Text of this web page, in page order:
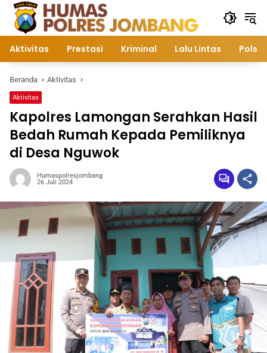
Langsung
konten
Aktivitas Prestasi Kriminal Lalu Lintas
Beranda Aktivitas
Aktivitas
Kapolres Lamongan Serahkan Hasil
Bedah Rumah Kepada Pemiliknya
di Desa Nguwok
Humaspolresjombang
26 Juli 2024